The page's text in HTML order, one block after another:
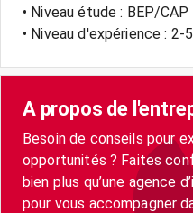
• Niveau étude : BEP/CAP
• Niveau d'expérience : 2-
A propos de
Besoin de conseils pour
opportunités ? Faites
bien plus qu’une agence
pour vous accompagner